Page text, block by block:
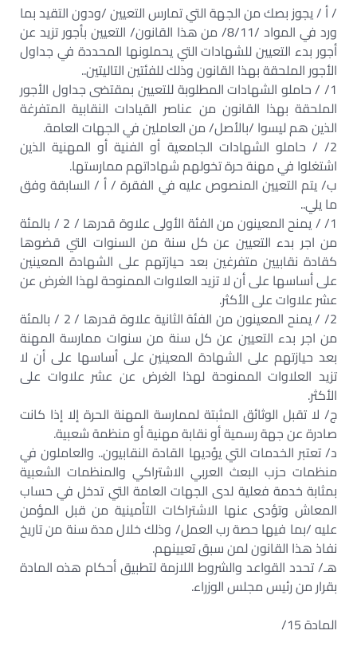
/ أ / يجوز بصك من الجهة التي تمارس التعيين /ودون التقيد بما
ورد في المواد /8/11/ من هذا القانون/ التعيين بأجور تزيد عن
أجور بدء التعيين للشهادات التي يحملونها المحددة في جداول
الأجور الملحقة بهذا القانون وذلك للفئتين التاليتين..
1/ / حاملو الشهادات المطلوبة للتعيين بمقتضى جداول الأجور
الملحقة بهذا القانون من عناصر القيادات النقابية المتفرغة
الذين هم ليسوا /بالأصل/ من العاملين في الجهات العامة.
2/ / حاملو الشهادات الجامعية أو الفنية أو المهنية الذين
اشتغلوا في مهنة حرة تخولهم شهاداتهم ممارستها.
ب/ يتم التعيين المنصوص عليه في الفقرة / أ / السابقة وفق
ما يلي..
1/ / يمنح المعينون من الفئة الأولى علاوة قدرها / 2 / بالمئة
من اجر بدء التعيين عن كل سنة من السنوات التي قضوها
كقادة نقابيين متفرغين بعد حيازتهم على الشهادة المعينين
على أساسها على أن لا تزيد العلاوات الممنوحة لهذا الغرض عن
عشر علاوات على الأكثر.
2/ / يمنح المعينون من الفئة الثانية علاوة قدرها / 2 / بالمئة
من اجر بدء التعيين عن كل سنة من سنوات ممارسة المهنة
بعد حيازتهم على الشهادة المعينين على أساسها على أن لا
تزيد العلاوات الممنوحة لهذا الغرض عن عشر علاوات على
الأكثر.
ج/ لا تقبل الوثائق المثبتة لممارسة المهنة الحرة إلا إذا كانت
صادرة عن جهة رسمية أو نقابة مهنية أو منظمة شعبية.
د/ تعتبر الخدمات التي يؤديها القادة النقابيون.. والعاملون في
منظمات حزب البعث العربي الاشتراكي والمنظمات الشعبية
بمثابة خدمة فعلية لدى الجهات العامة التي تدخل في حساب
المعاش وتؤدى عنها الاشتراكات التأمينية من قبل المؤمن
عليه /بما فيها حصة رب العمل/ وذلك خلال مدة سنة من تاريخ
نفاذ هذا القانون لمن سبق تعيينهم.
هـ/ تحدد القواعد والشروط اللازمة لتطبيق أحكام هذه المادة
بقرار من رئيس مجلس الوزراء.
المادة 15/